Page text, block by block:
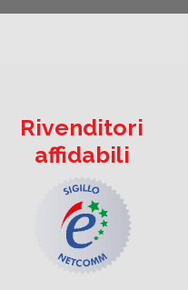
Rivenditori
affidabili